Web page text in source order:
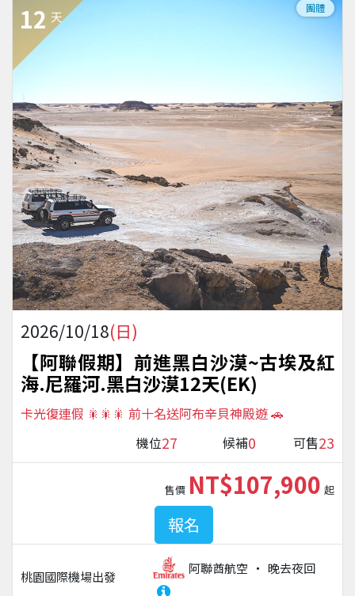
12 天
團體
2026/10/18(日)
【阿聯假期】前進黑白沙漠~古埃及紅
海.尼羅河.黑白沙漠12天(EK)
卡光復連假 🎇🎇🎇 前十名送阿布辛貝神殿遊 🚗
機位27 候補0 可售23
桃園國際機場出發
阿聯酋航空 晚去夜回
售價 NT$107,900 起
報名